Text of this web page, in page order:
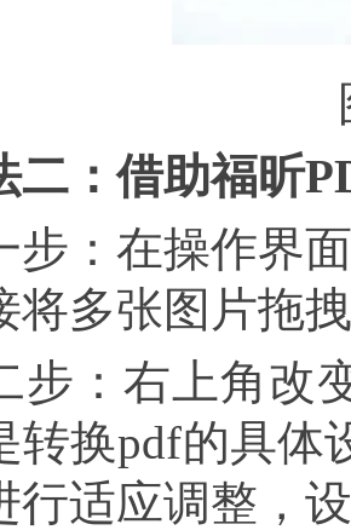
二：借助福昕
：在操作界面
将多张图片拖
右上角改变
转换pdf的具体
行适应调整，